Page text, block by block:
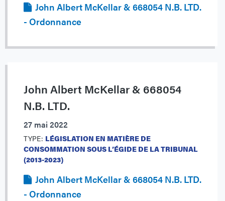
John Albert McKellar & 668054 N.B. LTD.
- Ordonnance
John Albert McKellar & 668054
N.B. LTD.
27 mai 2022
TYPE: LÉGISLATION EN MATIÈRE DE
CONSOMMATION SOUS L’ÉGIDE DE LA TRIBUNAL
(2013-2023)
John Albert McKellar & 668054 N.B. LTD.
- Ordonnance